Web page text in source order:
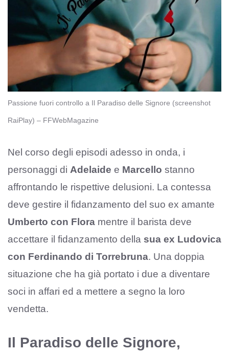
Passione fuori controllo a Il Paradiso delle Signore (screenshot
RaiPlay) – FFWebMagazine
Nel corso degli episodi adesso in onda, i
personaggi di Adelaide e Marcello stanno
affrontando le rispettive delusioni. La contessa
deve gestire il fidanzamento del suo ex amante
Umberto con Flora mentre il barista deve
accettare il fidanzamento della sua ex Ludovica
con Ferdinando di Torrebruna. Una doppia
situazione che ha già portato i due a diventare
soci in affari ed a mettere a segno la loro
vendetta.
Il Paradiso delle Signore,